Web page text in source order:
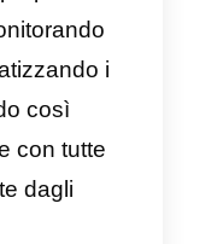
possono
domande dei